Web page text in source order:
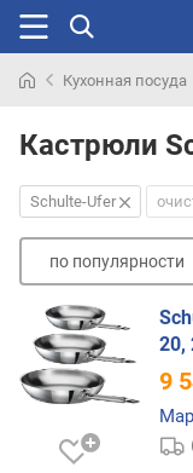
раньше
Кухонная посуда
Кастрюли
Schulte-Ufer
по популярности
п
о
п
о
п
у
20,
9